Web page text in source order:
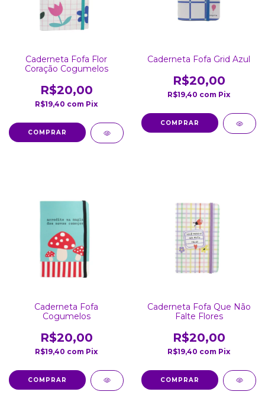
Caderneta Fofa Flor
Coração Cogumelos
R$20,00
R$19,40 com Pix
Caderneta Fofa Grid Azul
R$20,00
R$19,40 com Pix
Caderneta Fofa
Cogumelos
R$20,00
R$19,40 com Pix
Caderneta Fofa Que Não
Falte Flores
R$20,00
R$19,40 com Pix